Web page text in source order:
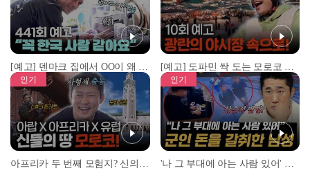
[예고] 덴마크 집에서 OO이 왜 나와...? 이상할 정도로 한국을 사랑하는 우리 형을 제보합니다! [예고] 도파민 싹 도는 모로코 야시장 투어!
인기 인기